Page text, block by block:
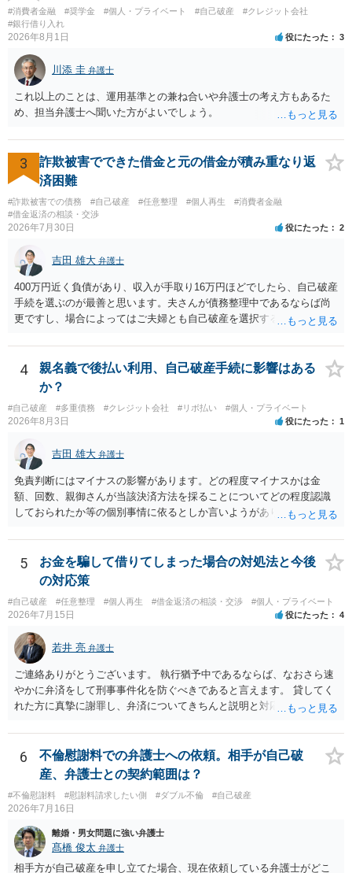
#消費者金融 #奨学金 #個人・プライベート #自己破産
#クレジット会社
#銀行借り入れ
2026年8月1日 役にたった 3
川添 圭 弁護士
これ以上のことは、運用基準との兼ね合いや弁護士の考え方もあるた
め、担当弁護士へ聞いた方がよいでしょう。
3
詐欺被害でできた借金と元の借金が積み重なり返
済困難
#詐欺被害での債務 #自己破産 #任意整理 #個人再生
#消費者金融
#借金返済の相談・交渉
2026年7月30日 役にたった 2
吉田 雄大 弁護士
400万円近く負債があり、収入が手取り16万円ほどでしたら、自己破産
手続を選ぶのが最善と思います。夫さんが債務整理中であるならば尚
更ですし、場合によってはご夫婦とも自己破産を選択する方法もある
4
親名義で後払い利用、自己破産手続に影響はある
か？
#自己破産 #多重債務 #クレジット会社 #リボ払い #個人・プライベート
2026年8月3日 役にたった 1
吉田 雄大 弁護士
免責判断にはマイナスの影響があります。どの程度マイナスかは金
額、回数、親御さんが当該決済方法を採ることについてどの程度認識
しておられたか等の個別事情に依るとしか言いようがありません。 と
なって相談し、善後策を考えることをお勧めします。
5
お金を騙して借りてしまった場合の対処法と今後
の対応策
#自己破産 #任意整理 #個人再生 #借金返済の相談・交渉 #個人・プライベート
2026年7月15日 役にたった 4
若井 亮 弁護士
ご連絡ありがとうございます。 執行猶予中であるならば、なおさら速
やかに弁済をして刑事事件化を防ぐべきであると言えます。 貸してく
れた方に真摯に謝罪し、弁済についてきちんと説明と対応を行ってい
6
不倫慰謝料での弁護士への依頼。相手が自己破
産、弁護士との契約範囲は？
#不倫慰謝料 #慰謝料請求したい側 #ダブル不倫 #自己破産
2026年7月16日
離婚・男女問題に強い弁護士
髙橋 俊太 弁護士
相手方が自己破産を申し立てた場合、現在依頼している弁護士がどこ